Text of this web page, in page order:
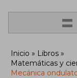
=
Inicio
Libros
Matemáticas y
Mecánica